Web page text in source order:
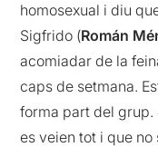
homosexual i diu
Sigfrido (Román
acomiadar de la
caps de setmana.
forma part del grup.
es veien tot i que